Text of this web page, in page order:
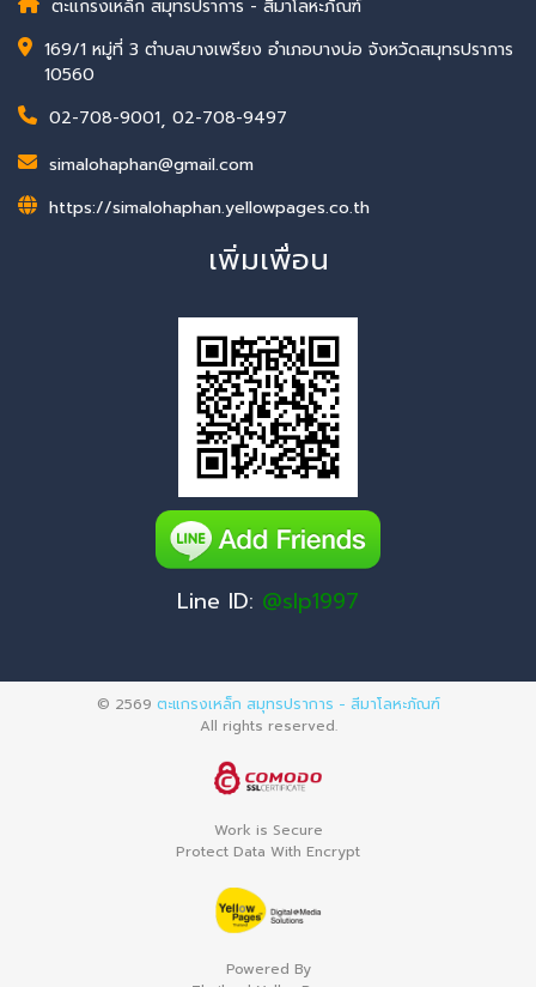
ตะแกรงเหล็ก สมุทรปราการ - สีมาโลหะภัณฑ์
169/1 หมู่ที่ 3 ตำบลบางเพรียง อำเภอบางบ่อ จังหวัดสมุทรปราการ
10560
02-708-9001, 02-708-9497
simalohaphan@gmail.com
https://simalohaphan.yellowpages.co.th
เพิ่มเพื่อน
Line ID: @slp1997
© 2569 ตะแกรงเหล็ก สมุทรปราการ - สีมาโลหะภัณฑ์
All rights reserved.
Work is Secure
Protect Data With Encrypt
Powered By